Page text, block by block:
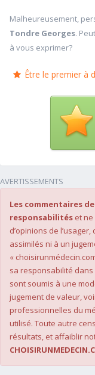
Malheureusement,
Tondre Georges.
à vous exprimer?
Être le premier à
AVERTISSEMENTS
Les commentaires
responsabilités et
d’opinions de
assimilés ni à un
«
sa responsabilité
sont soumis à une
jugement de valeur,
professionnelles du
utilisé. Toute autre
résultats, et affaiblir